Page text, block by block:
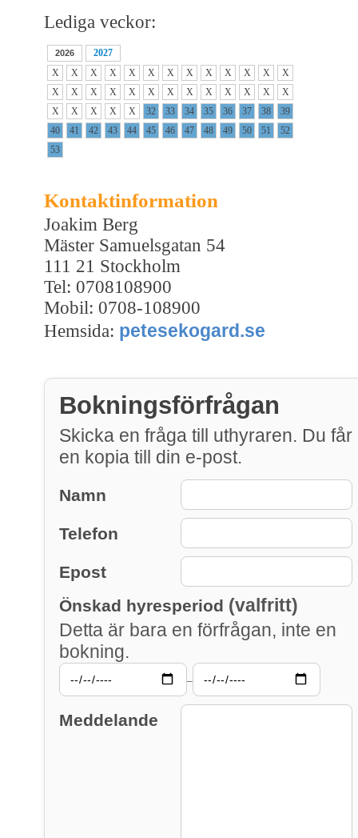
Lediga veckor:
2026
2027
X
X X X X X X X X X X X
X
X
X X X X X X X X X X X
X
X
X X X X 32 33 34 35 36 37 38
39
40
41 42 43 44 45 46 47 48 49 50 51
52
53
Kontaktinformation
Joakim Berg
Mäster Samuelsgatan 54
111 21 Stockholm
Tel: 0708108900
Mobil: 0708-108900
Hemsida: petesekogard.se
Bokningsförfrågan
Skicka en fråga till uthyraren. Du får
en kopia till din e-post.
Namn
Telefon
Epost
Önskad hyresperiod (valfritt)
Detta är bara en förfrågan, inte en
bokning.
–
Meddelande